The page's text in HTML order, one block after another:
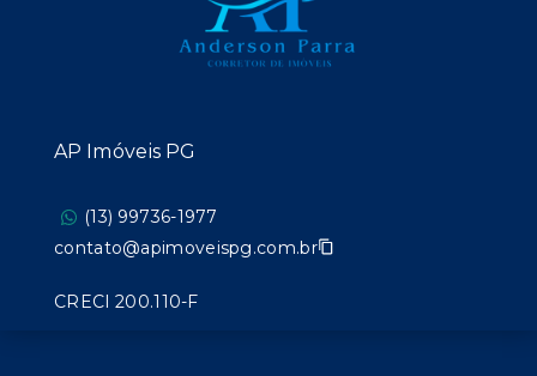
AP Imóveis PG
(13) 99736-1977
contato@apimoveispg.com.br
CRECI 200.110-F